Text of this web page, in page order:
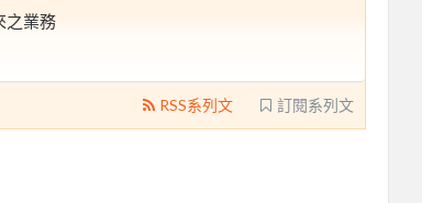
之業務
訂閱系列文
RSS系列文